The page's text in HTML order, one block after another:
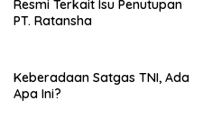
Resmi Terkait Isu Penutupan
PT. Ratansha
Keberadaan Satgas TNI, Ada
Apa Ini?